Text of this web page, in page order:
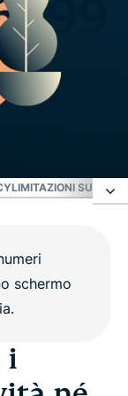
LIMITAZIONI
privacy?
i